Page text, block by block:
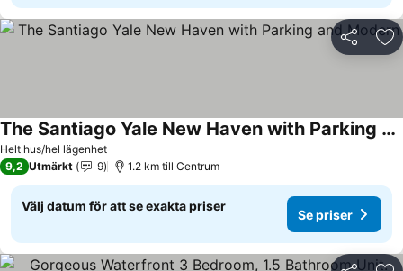
Dela
Helt hus/hel lägenhet
The Santiago Yale New Haven with Parking and Modern
Se priser
9,2 Utmärkt 9 1.2 km till Centrum
Välj datum för att se exakta priser
Se priser